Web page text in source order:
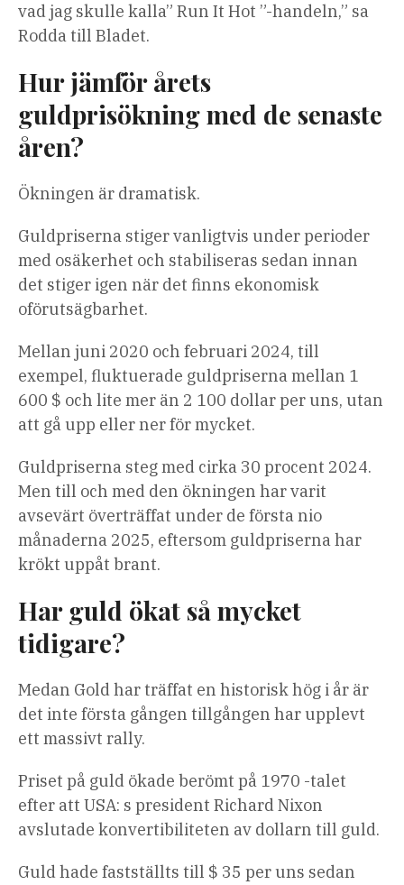
vad jag skulle kalla” Run It Hot ”-handeln,” sa
Rodda till Bladet.
Hur jämför årets
guldprisökning med de senaste
åren?
Ökningen är dramatisk.
Guldpriserna stiger vanligtvis under perioder
med osäkerhet och stabiliseras sedan innan
det stiger igen när det finns ekonomisk
oförutsägbarhet.
Mellan juni 2020 och februari 2024, till
exempel, fluktuerade guldpriserna mellan 1
600 $ och lite mer än 2 100 dollar per uns, utan
att gå upp eller ner för mycket.
Guldpriserna steg med cirka 30 procent 2024.
Men till och med den ökningen har varit
avsevärt överträffat under de första nio
månaderna 2025, eftersom guldpriserna har
krökt uppåt brant.
Har guld ökat så mycket
tidigare?
Medan Gold har träffat en historisk hög i år är
det inte första gången tillgången har upplevt
ett massivt rally.
Priset på guld ökade berömt på 1970 -talet
efter att USA: s president Richard Nixon
avslutade konvertibiliteten av dollarn till guld.
Guld hade fastställts till $ 35 per uns sedan